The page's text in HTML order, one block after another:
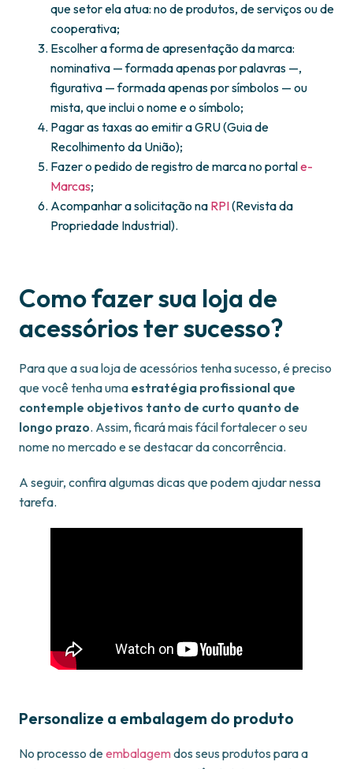
que setor ela atua: no de produtos, de serviços ou de
cooperativa;
Escolher a forma de apresentação da marca:
nominativa — formada apenas por palavras —,
figurativa — formada apenas por símbolos — ou
mista, que inclui o nome e o símbolo;
Pagar as taxas ao emitir a GRU (Guia de
Recolhimento da União);
Fazer o pedido de registro de marca no portale-
Marcas;
Acompanhar a solicitação na RPI(Revista da
Propriedade Industrial).
Como fazer sua loja de
acessórios ter sucesso?
Para que a sua loja de acessórios tenha sucesso, é preciso
que você tenha uma estratégia profissional que
contemple objetivos tanto de curto quanto de
longo prazo. Assim, ficará mais fácil fortalecer o seu
nome no mercado e se destacar da concorrência.
A seguir, confira algumas dicas que podem ajudar nessa
tarefa.
Personalize a embalagem do produto
No processo deembalagemdos seus produtos para a